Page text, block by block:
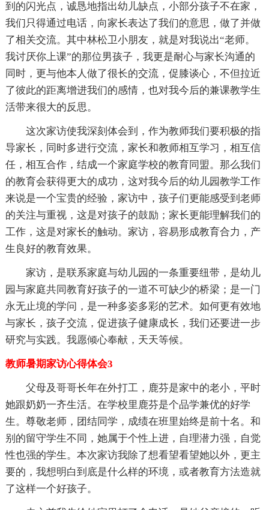
到的闪光点，诚恳地指出幼儿缺点，小部分孩子不在家，
我们只得通过电话，向家长表达了我们的意思，做了并做
了相关交流。其中林松卫小朋友，就是对我说出“老师。
我讨厌你上课”的那位男孩子，我更是耐心与家长沟通的
同时，更与他本人做了很长的交流，促膝谈心，不但拉近
了彼此的距离增进我们的感情，也对我今后的兼课教学生
活带来很大的反思。
这次家访使我深刻体会到，作为教师我们要积极的指
导家长，同时多进行交流，家长和教师相互学习，相互信
任，相互合作，结成一个家庭学校的教育同盟。那么我们
的教育会获得更大的成功，这对我今后的幼儿园教学工作
来说是一个宝贵的经验，家访中，孩子们更能感受到老师
的关注与重视，这是对孩子的鼓励；家长更能理解我们的
工作，这是对家长的触动。家访，容易形成教育合力，产
生良好的教育效果。
家访，是联系家庭与幼儿园的一条重要纽带，是幼儿
园与家庭共同教育好孩子的一道不可缺少的桥梁；是一门
永无止境的学问，是一种多姿多彩的艺术。如何更有效地
与家长，孩子交流，促进孩子健康成长，我们还要进一步
研究与实践。我愿倾心奉献，天天等候。
教师暑期家访心得体会3
父母及哥哥长年在外打工，鹿芬是家中的老小，平时
她跟奶奶一齐生活。在学校里鹿芬是个品学兼优的好学
生。尊敬老师，团结同学，成绩在班里始终是前十名。和
别的留守学生不同，她属于个性上进，自理潜力强，自觉
性也强的学生。本次家访我除了想看望看望她以外，更主
要的，我想明白到底是什么样的环境，或者教育方法造就
了这样一个好孩子。